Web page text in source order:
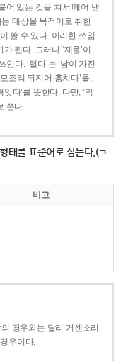
어 있는 것을 쳐서 떼어 낸
는 대상을 목적어로 취한
쓸 수 있다. 이러한 쓰임
된다. 그러나 ‘재물’이
다. ‘털다’는 ‘남이 가진
조리 뒤지어 훔치다’를,
다’를 뜻한다. 다만, ‘먹
쓴다.
태를 표준어로 삼는다.(ㄱ
비고
경우와는 달리 거센소리
우이다.